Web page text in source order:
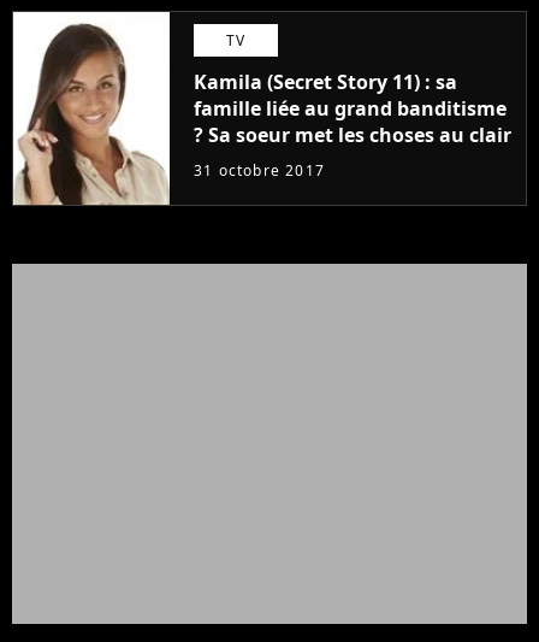
TV
Kamila (Secret Story 11) : sa
famille liée au grand banditisme
? Sa soeur met les choses au clair
31 octobre 2017